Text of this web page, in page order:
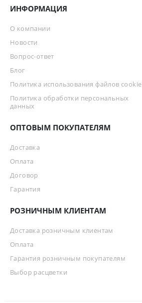
ИНФОРМАЦИЯ
О компании
Новости
Вопрос-ответ
Блог
Политика использования файлов cookie
Политика обработки персональных
данных
ОПТОВЫМ ПОКУПАТЕЛЯМ
Доставка
Оплата
Договор
Гарантия
РОЗНИЧНЫМ КЛИЕНТАМ
Доставка розничным клиентам
Оплата
Гарантия розничным покупателям
Выбор расцветки